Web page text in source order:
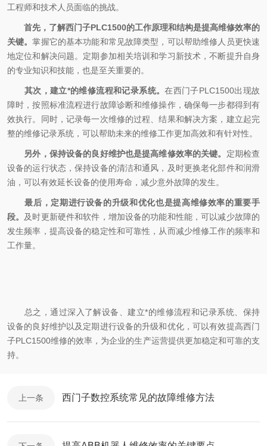
工程师和技术人员面临的挑战。
首先，了解西门子PLC1500的工作原理和结构是提高维修效率的
关键。掌握它的基本功能和常见故障类型，可以帮助维修人员更快速
地定位和解决问题。定期参加相关培训和学习新技术，不断提升自身
的专业知识和技能，也是至关重要的。
其次，建立*的维修流程和记录系统。在西门子PLC1500出现故
障时，按照标准流程进行故障诊断和维修操作，确保每一步都得到有
效执行。同时，记录每一次维修的过程、结果和解决方案，建立起完
整的维修记录系统，可以帮助未来的维修工作更加高效和有针对性。
另外，保持设备的良好维护也是提高维修效率的关键。 定期检查
设备的运行状态，保持设备的清洁和通风，及时更换老化部件和润滑
油，可以有效延长设备的使用寿命，减少意外故障的发生。
最后，定期进行设备的升级和优化也是提高维修效率的重要手
段。 及时更新硬件和软件，增加设备的功能和性能，可以减少故障的
发生频率，提高设备的稳定性和可靠性，从而减少维修工作的频率和
工作量。
总之，通过深入了解设备、建立*的维修流程和记录系统、保持
设备的良好维护以及定期进行设备的升级和优化，可以有效提高西门
子PLC1500维修的效率，为企业的生产运营提供更加稳定和可靠的支
持。
上一条 西门子数控系统常见的故障维修方法